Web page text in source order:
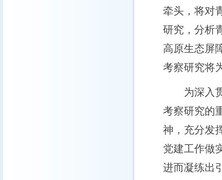
牵头，将对
研究，分析
高原生态屏
考察研究将
为深入贯
考察研究的
神，充分发
党建工作做
进而凝练出